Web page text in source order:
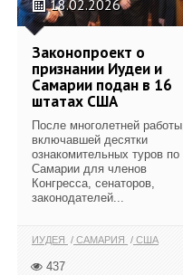
18.02.2026
Законопроект о
признании Иудеи и
Самарии подан в 16
штатах США
После многолетней работы,
включавшей десятки
ознакомительных туров по
Самарии для членов
Конгресса, сенаторов,
законодателей...
ИУДЕЯ САМАРИЯ США
437